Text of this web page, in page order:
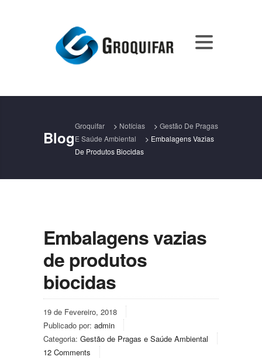
Blog
Groquifar > Notícias > Gestão De Pragas
E Saúde Ambiental
> Embalagens Vazias
De Produtos Biocidas
Embalagens vazias
de produtos
biocidas
19 de Fevereiro, 2018
Publicado por: admin
Categoria: Gestão de Pragas e Saúde Ambiental
12 Comments